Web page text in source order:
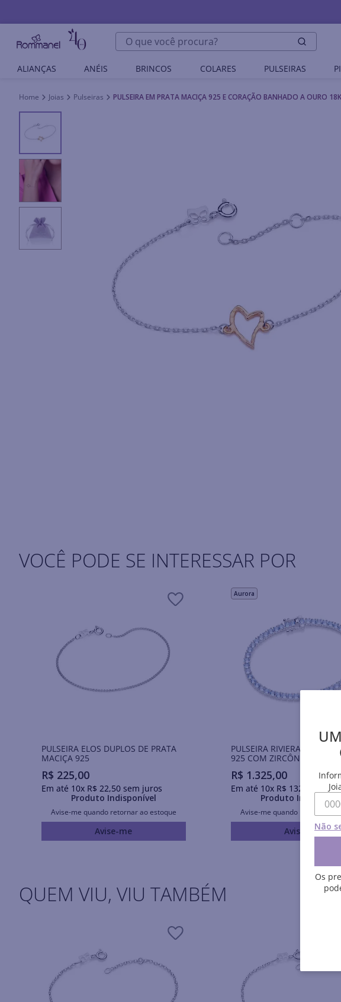
O que você procura?
ALIANÇAS ANÉIS BRINCOS COLARES PULSEIRAS
Joias Pulseiras PULSEIRA EM PRATA MACIÇA 925 E CORAÇÃO BANHADO A OURO 18K
VOCÊ PODE SE INTERESSAR POR
PULSEIRA ELOS DUPLOS DE PRATA
MACIÇA 925
R$ 225,00
Em até 10x R$ 22,50sem juros
Produto Indisponível
Avise-me quando retornar ao estoque
Avise-me
Aurora
PULSEIRA RIVIERA DE
925 COM ZIRCÔNIAS
R$ 1.325,00
Em até 10x R$ 132
sem
Produto Indisponível
Avise-me quando retornar ao
Avise-me
QUEM VIU, VIU TAMBÉM
Não
Os